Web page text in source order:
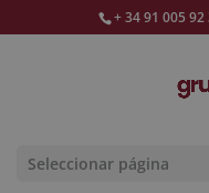
+ 34 91 005 92
Seleccionar página